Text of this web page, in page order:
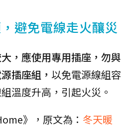
避免電線走火釀災
，應使用專用插座，勿與
插座組， 以免電源線組容
溫度升高，引起火災。
》，原文為： 冬天暖